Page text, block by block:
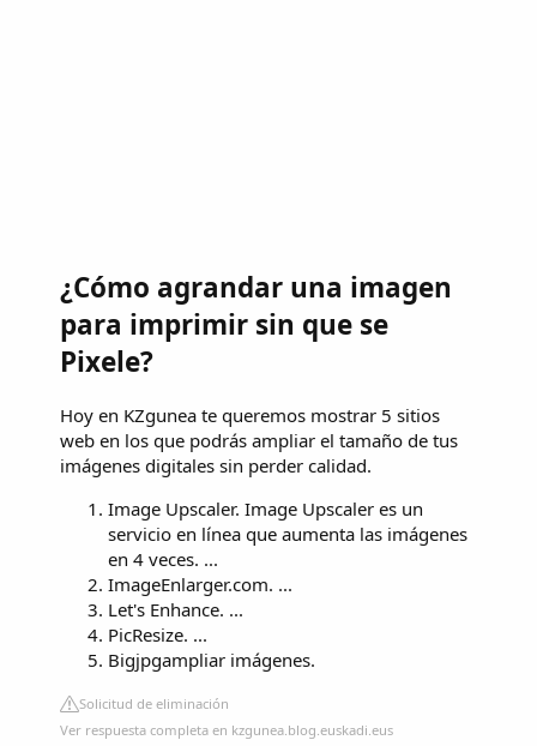
¿Cómo agrandar una imagen
para imprimir sin que se
Pixele?
Hoy en KZgunea te queremos mostrar 5 sitios
web en los que podrás ampliar el tamaño de tus
imágenes digitales sin perder calidad.
Image Upscaler. Image Upscaler es un
servicio en línea que aumenta las imágenes
en 4 veces. ...
ImageEnlarger.com. ...
Let's Enhance. ...
PicResize. ...
Bigjpgampliar imágenes.
Solicitud de eliminación
Ver respuesta completa en kzgunea.blog.euskadi.eus